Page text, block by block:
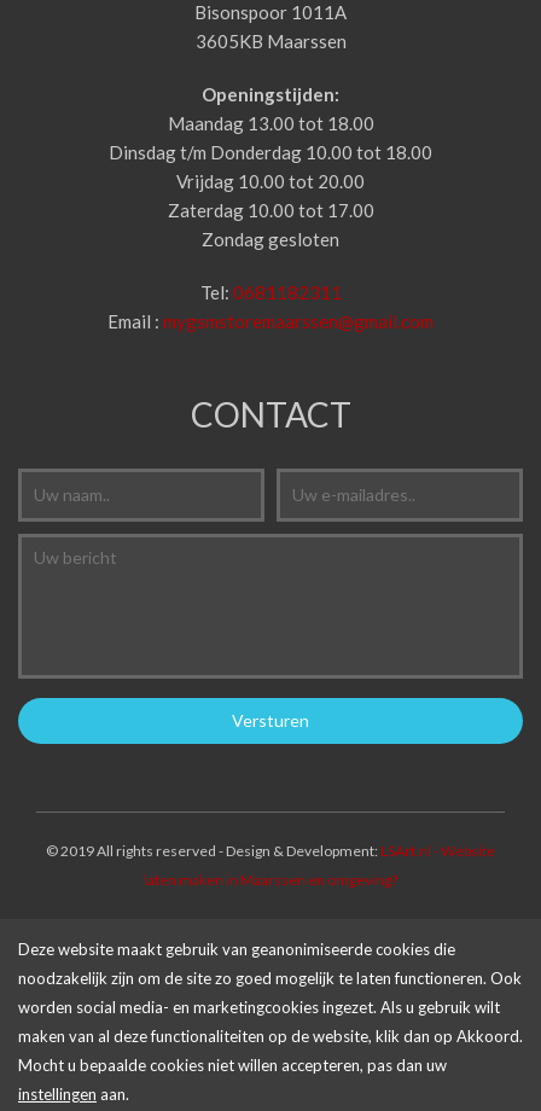
Bisonspoor 1011A
3605KB Maarssen
Openingstijden:
Maandag 13.00 tot 18.00
Dinsdag t/m Donderdag 10.00 tot 18.00
Vrijdag 10.00 tot 20.00
Zaterdag 10.00 tot 17.00
Zondag gesloten
Tel: 0681182311
Email : mygsmstoremaarssen@gmail.com
CONTACT
© 2019 All rights reserved - Design & Development: LSArt.nl - Website
laten maken in Maarssen en omgeving?
Deze website maakt gebruik van geanonimiseerde cookies die
noodzakelijk zijn om de site zo goed mogelijk te laten functioneren. Ook
worden social media- en marketingcookies ingezet. Als u gebruik wilt
maken van al deze functionaliteiten op de website, klik dan op Akkoord.
Mocht u bepaalde cookies niet willen accepteren, pas dan uw
instellingen aan.